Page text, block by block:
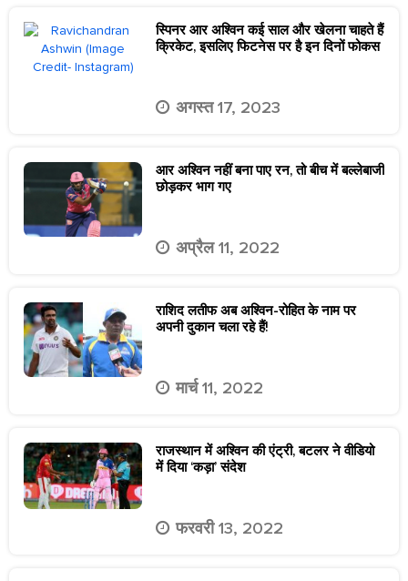
स्पिनर आर अश्विन कई साल और खेलना चाहते हैं
क्रिकेट, इसलिए फिटनेस पर है इन दिनों फोकस
अगस्त 17, 2023
आर अश्विन नहीं बना पाए रन, तो बीच में बल्लेबाजी
छोड़कर भाग गए
अप्रैल 11, 2022
राशिद लतीफ अब अश्विन-रोहित के नाम पर
अपनी दुकान चला रहे हैं!
मार्च 11, 2022
राजस्थान में अश्विन की एंट्री, बटलर ने वीडियो
में दिया ‘कड़ा’ संदेश
फरवरी 13, 2022